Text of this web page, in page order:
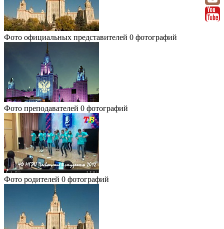
Фото официальных представителей 0 фотографий
Фото преподавателей 0 фотографий
Фото родителей 0 фотографий